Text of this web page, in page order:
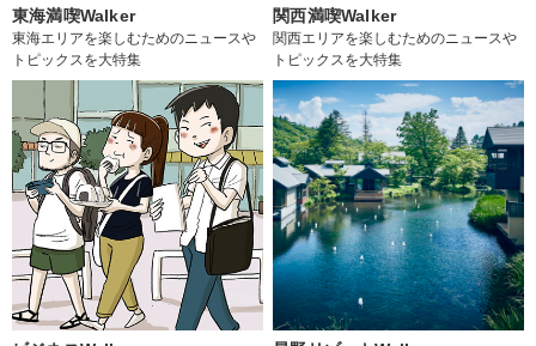
東海満喫Walker
東海エリアを楽しむためのニュースや
トピックスを大特集
関西満喫Walker
関西エリアを楽しむためのニュースや
トピックスを大特集